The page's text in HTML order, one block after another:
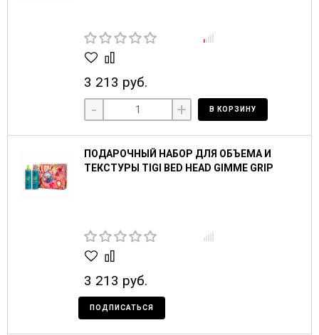
3 213 руб.
- + В КОРЗИНУ
ПОДАРОЧНЫЙ НАБОР ДЛЯ ОБЪЕМА И
ТЕКСТУРЫ TIGI BED HEAD GIMME GRIP
3 213 руб.
ПОДПИСАТЬСЯ